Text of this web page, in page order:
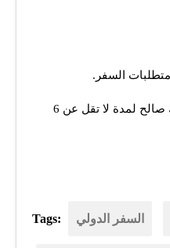
السفر.
عند زيارة بعض الدول، من خلال التأكد من أن مستنداتك كاملة، وجوازك صالح لمدة لا تقل عن 6
Tags: السفر الدولي